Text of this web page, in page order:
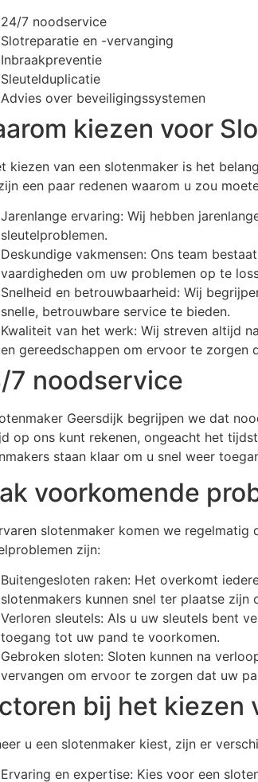
24/7 noodservice
Slotreparatie en -vervanging
Inbraakpreventie
Sleutelduplicatie
Advies over beveiligingssystemen
kiezen voor
kiezen van een slotenmaker is het
een paar redenen waarom u zou
Jarenlange ervaring: Wij hebben
sleutelproblemen.
Deskundige vakmensen: Ons team
vaardigheden om uw problemen op te
Snelheid en betrouwbaarheid: Wij
snelle, betrouwbare service te bieden.
Kwaliteit van het werk: Wij streven altijd
en gereedschappen om ervoor te zorgen
7 noodservice
Geersdijk begrijpen we dat
op ons kunt rekenen, ongeacht het
staan klaar om u snel weer
voorkomende
slotenmaker komen we
zijn:
Buitengesloten raken: Het overkomt
slotenmakers kunnen snel ter plaatse
Verloren sleutels: Als u uw sleutels bent
toegang tot uw pand te voorkomen.
Gebroken sloten: Sloten kunnen na
vervangen om ervoor te zorgen dat uw
bij het kiezen
u een slotenmaker kiest, zijn er
Ervaring en expertise: Kies voor een